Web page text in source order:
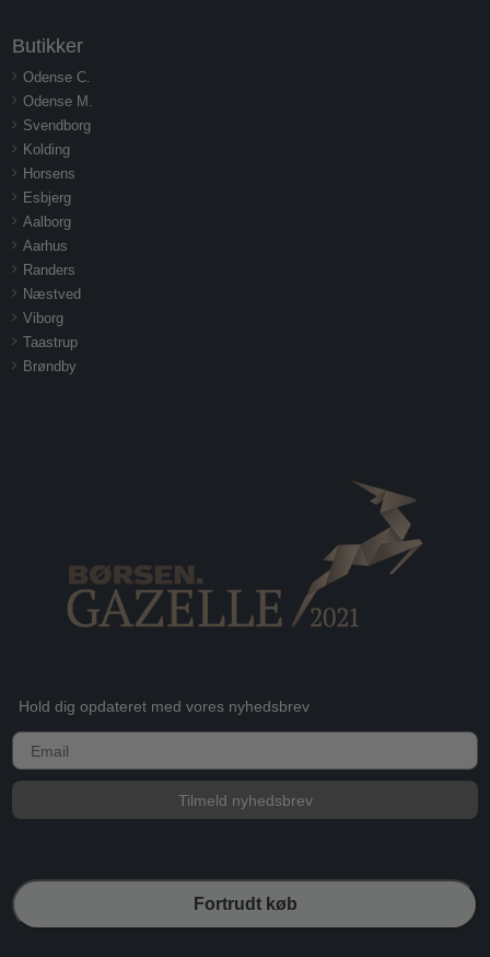
Butikker
Odense C.
Odense M.
Svendborg
Kolding
Horsens
Esbjerg
Aalborg
Aarhus
Randers
Næstved
Viborg
Taastrup
Brøndby
Hold dig opdateret med vores nyhedsbrev
E-mail
Tilmeld nyhedsbrev
Fortrudt køb